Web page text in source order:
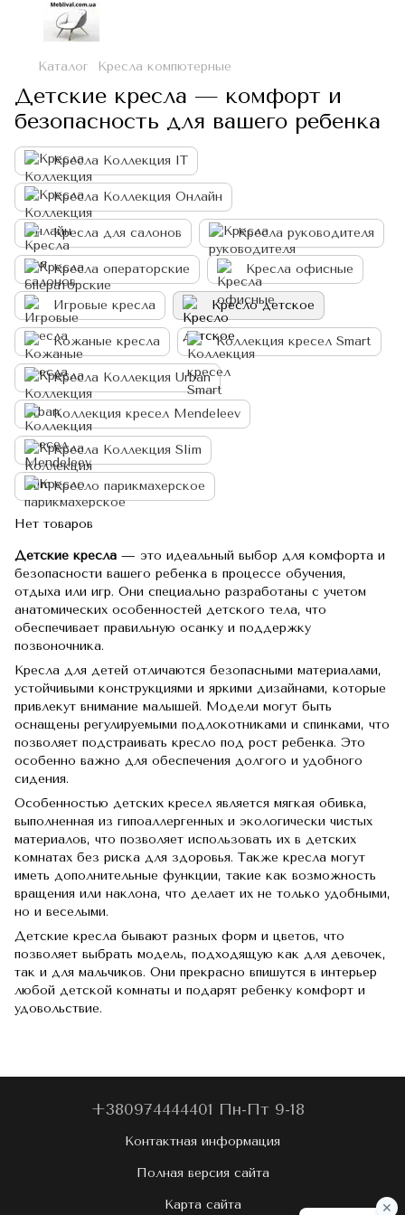
Каталог Кресла компютерные
Детские кресла — комфорт и
безопасность для вашего ребенка
Кресла Коллекция IT
Кресла Коллекция Онлайн
Кресла для салонов Кресла руководителя
Кресла операторские Кресла офисные
Игровые кресла Кресло детское
Кожаные кресла Коллекция кресел Smart
Кресла Коллекция Urban
Коллекция кресел Mendeleev
Кресла Коллекция Slim
Кресло парикмахерское
Нет товаров
Детские кресла — это идеальный выбор для комфорта и
безопасности вашего ребенка в процессе обучения,
отдыха или игр. Они специально разработаны с учетом
анатомических особенностей детского тела, что
обеспечивает правильную осанку и поддержку
позвоночника.
Кресла для детей отличаются безопасными материалами,
устойчивыми конструкциями и яркими дизайнами, которые
привлекут внимание малышей. Модели могут быть
оснащены регулируемыми подлокотниками и спинками, что
позволяет подстраивать кресло под рост ребенка. Это
особенно важно для обеспечения долгого и удобного
сидения.
Особенностью детских кресел является мягкая обивка,
выполненная из гипоаллергенных и экологически чистых
материалов, что позволяет использовать их в детских
комнатах без риска для здоровья. Также кресла могут
иметь дополнительные функции, такие как возможность
вращения или наклона, что делает их не только удобными,
но и веселыми.
Детские кресла бывают разных форм и цветов, что
позволяет выбрать модель, подходящую как для девочек,
так и для мальчиков. Они прекрасно впишутся в интерьер
любой детской комнаты и подарят ребенку комфорт и
удовольствие.
+380974444401 Пн-Пт 9-18
Контактная информация
Полная версия сайта
Карта сайта